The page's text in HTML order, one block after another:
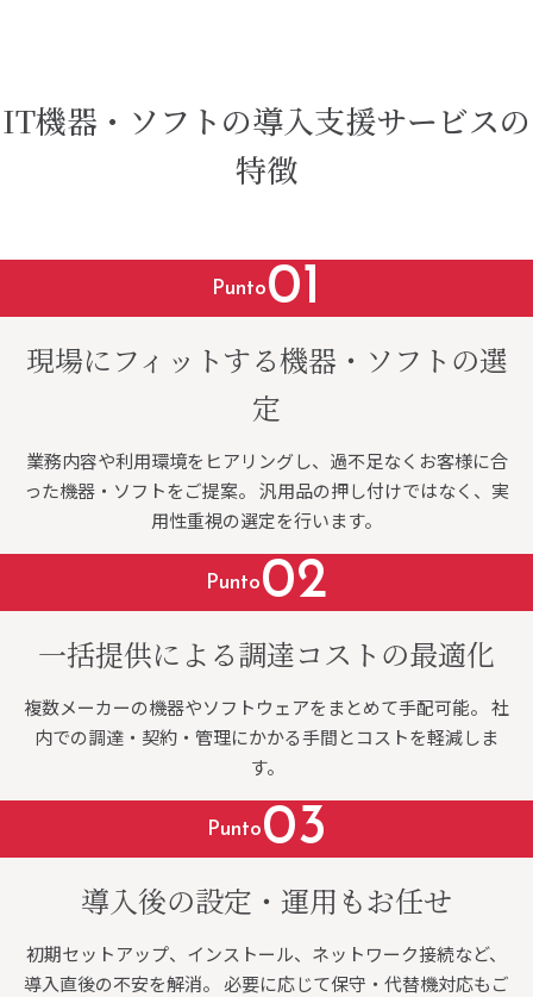
IT機器・ソフトの導入支援サービスの
特徴
Punto01
現場にフィットする機器・ソフトの選
定
業務内容や利用環境をヒアリングし、過不足なくお客様に合
った機器・ソフトをご提案。 汎用品の押し付けではなく、実
用性重視の選定を行います。
Punto02
一括提供による調達コストの最適化
複数メーカーの機器やソフトウェアをまとめて手配可能。 社
内での調達・契約・管理にかかる手間とコストを軽減しま
す。
Punto03
導入後の設定・運用もお任せ
初期セットアップ、インストール、ネットワーク接続など、
導入直後の不安を解消。 必要に応じて保守・代替機対応もご